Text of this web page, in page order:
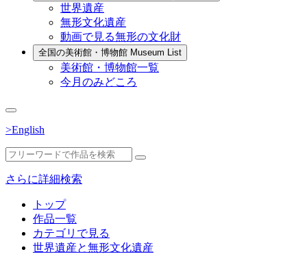
世界遺産
無形文化遺産
動画で見る無形の文化財
全国の美術館・博物館 Museum List
美術館・博物館一覧
今月のみどころ
>English
さらに詳細検索
トップ
作品一覧
カテゴリで見る
世界遺産と無形文化遺産